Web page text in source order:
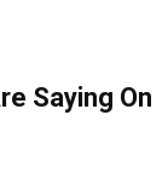
Saying On